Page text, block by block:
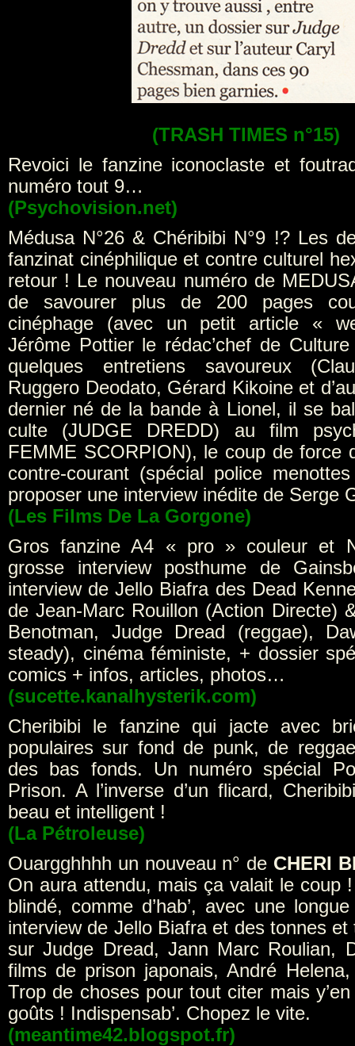
(TRASH TIMES n°15)
Revoici le fanzine iconoclaste et
numéro tout 9…
(Psychovision.net)
Médusa N°26 & Chéribibi N°9 !? Les
fanzinat cinéphilique et contre culturel
retour ! Le nouveau numéro de
de savourer plus de 200 pages
cinéphage (avec un petit article «
Jérôme Pottier le rédac’chef de
quelques entretiens savoureux
Ruggero Deodato, Gérard Kikoine et
dernier né de la bande à Lionel, il se
culte (JUDGE DREDD) au film
FEMME SCORPION), le coup de force
contre-courant (spécial police
proposer une interview inédite de Serge
(Les Films De La Gorgone)
Gros fanzine A4 « pro » couleur et
grosse interview posthume de
interview de Jello Biafra des Dead
de Jean-Marc Rouillon (Action Directe)
Benotman, Judge Dread (reggae),
steady), cinéma féministe, + dossier
comics + infos, articles, photos…
(sucette.kanalhysterik.com)
Cheribibi le fanzine qui jacte avec
populaires sur fond de punk, de
des bas fonds. Un numéro spécial
Prison. A l’inverse d’un flicard,
beau et intelligent !
(La Pétroleuse)
Ouargghhhh un nouveau n° de CHERI
On aura attendu, mais ça valait le coup
blindé, comme d’hab’, avec une
interview de Jello Biafra et des tonnes
sur Judge Dread, Jann Marc Roulian,
films de prison japonais, André
Trop de choses pour tout citer mais
goûts ! Indispensab’. Chopez le vite.
(meantime42.blogspot.fr)